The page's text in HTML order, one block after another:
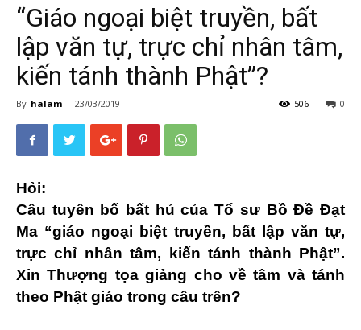
“Giáo ngoại biệt truyền, bất
lập văn tự, trực chỉ nhân tâm,
kiến tánh thành Phật”?
By halam - 23/03/2019 0
506
Hỏi:
Câu tuyên bố bất hủ của Tổ sư Bồ Đề Đạt
Ma “giáo ngoại biệt truyền, bất lập văn tự,
trực chỉ nhân tâm, kiến tánh thành Phật”.
Xin Thượng tọa giảng cho về tâm và tánh
theo Phật giáo trong câu trên?